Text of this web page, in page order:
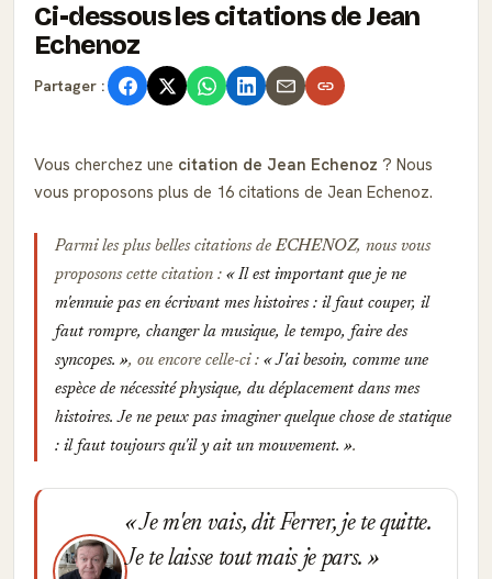
Ci-dessous les citations de Jean
Echenoz
Partager :
Vous cherchez une citation de Jean Echenoz ? Nous
vous proposons plus de 16 citations de Jean Echenoz.
Parmi les plus belles citations de ECHENOZ, nous vous
proposons cette citation :
Il est important que je ne
m'ennuie pas en écrivant mes histoires : il faut couper, il
faut rompre, changer la musique, le tempo, faire des
syncopes.
, ou encore celle-ci :
J'ai besoin, comme une
espèce de nécessité physique, du déplacement dans mes
histoires. Je ne peux pas imaginer quelque chose de statique
: il faut toujours qu'il y ait un mouvement.
.
Je m'en vais, dit Ferrer, je te quitte.
Je te laisse tout mais je pars.